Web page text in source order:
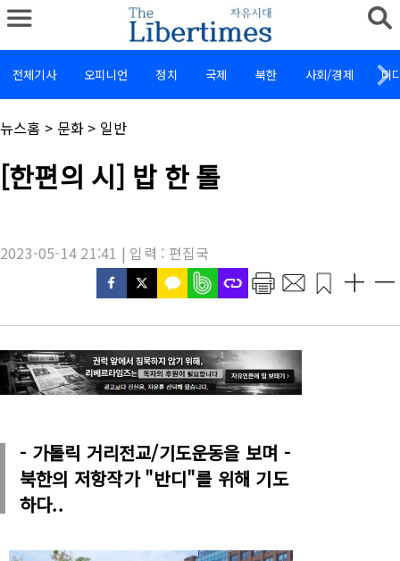
전체기사 오피니언 정치 국제 북한 사회/경제 미
채
널
뉴스홈 > 문화 > 일반
기
제[한편의 시] 밥 한 톨
2023-05-14 21:41 | 입력 : 편집국
- 가톨릭 거리전교/기도운동을 보며 -
북한의 저항작가 "반디"를 위해 기도
하다..